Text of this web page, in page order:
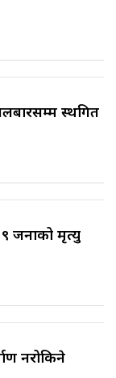
स्थगित
९ जनाको मृत्यु
नरोकिने